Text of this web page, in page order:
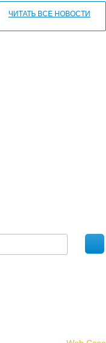
ЧИТАТЬ ВСЕ НОВОСТИ